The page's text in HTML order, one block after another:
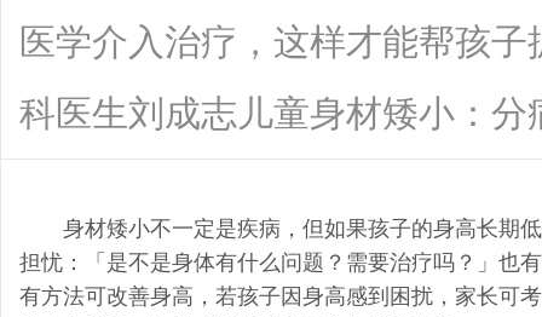
医学介入治疗，这样才能帮孩
科医生刘成志儿童身材矮小：分
身材矮小不一定是疾病，但如果孩子的身高长期
担忧：「是不是身体有什么问题？需要治疗吗？」也
有方法可改善身高，若孩子因身高感到困扰，家长可